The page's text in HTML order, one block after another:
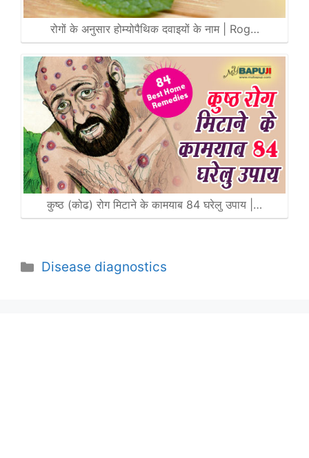
रोगों के अनुसार होम्योपैथिक दवाइयों के नाम | Rog…
कुष्ठ (कोढ) रोग मिटाने के कामयाब 84 घरेलु उपाय |…
Categories
Disease diagnostics